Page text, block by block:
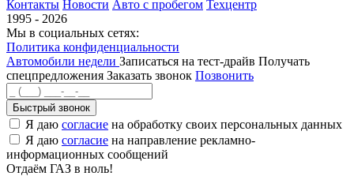
Контакты Новости Авто с пробегом Техцентр
1995 - 2026
Мы в социальных сетях:
Политика конфиденциальности
Автомобили недели Записаться на тест-драйв Получать
спецпредложения Заказать звонок Позвонить
Быстрый звонок
Я даю согласие на обработку своих персональных данных
Я даю согласие на направление рекламно-
информационных сообщений
Отдаём ГАЗ в ноль!